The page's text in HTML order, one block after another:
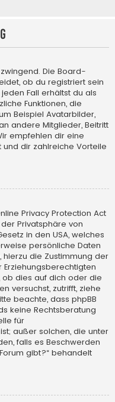
Die Board-
ob du registriert sein
Fall erhältst du als
Funktionen, die
Beispiel Avatarbilder,
andere Mitglieder, Beitritt
empfehlen dir eine
dir zahlreiche Vorteile
Privacy Protection Act
Privatsphäre von
in den USA, welches
persönliche Daten
hierzu die Zustimmung der
ob dies auf dich oder die
versuchst, zutrifft, ziehe
beachte, dass phpBB
keine Rechtsberatung
für
außer solchen, die unter
falls es Beschwerden
gibt?“ behandelt